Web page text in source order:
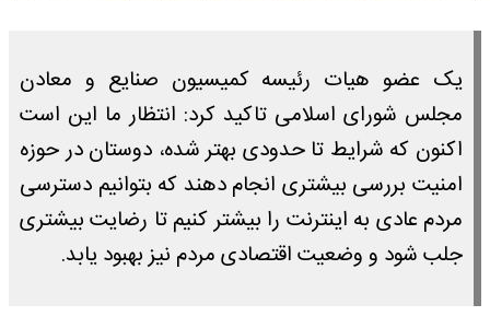
یک عضو هیات رئیسه کمیسیون صنایع و معادن
مجلس شورای اسلامی تاکید کرد: انتظار ما این است
اکنون که شرایط تا حدودی بهتر شده، دوستان در حوزه
امنیت بررسی بیشتری انجام دهند که بتوانیم دسترسی
مردم عادی به اینترنت را بیشتر کنیم تا رضایت بیشتری
جلب شود و وضعیت اقتصادی مردم نیز بهبود یابد.